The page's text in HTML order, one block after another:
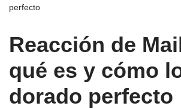
perfecto
Reacción de
qué es y cómo
dorado perfecto